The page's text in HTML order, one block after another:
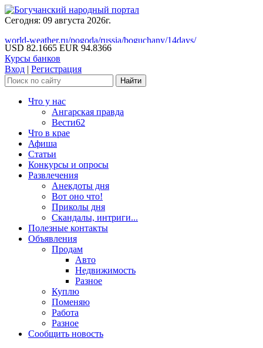
Сегодня: 09 августа 2026г.
world-weather.ru/pogoda/russia/boguchany/14days/
USD 82.1665 EUR 94.8366
Курсы банков
Вход | Регистрация
Что у нас
Ангарская правда
Вести62
Что в крае
Афиша
Статьи
Конкурсы и опросы
Развлечения
Анекдоты дня
Вот оно что!
Приколы дня
Скандалы, интриги...
Полезные контакты
Объявления
Продам
Авто
Недвижимость
Разное
Куплю
Поменяю
Работа
Разное
Сообщить новость